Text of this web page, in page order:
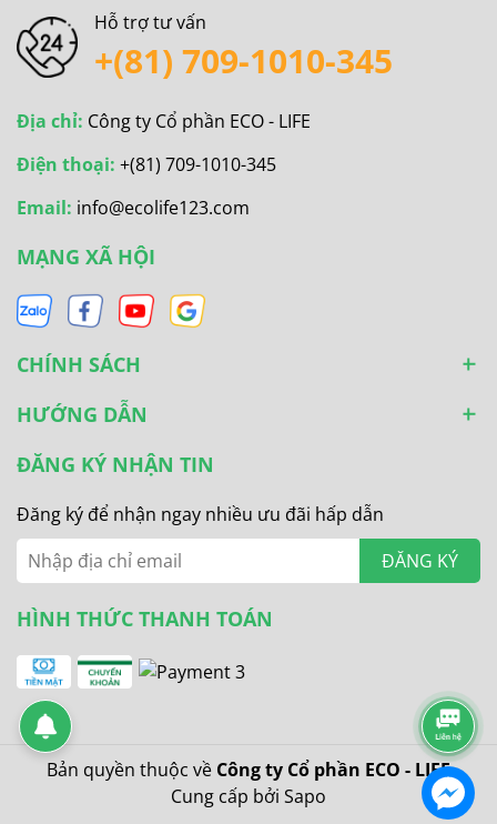
Hỗ trợ tư vấn
+(81) 709-1010-345
Địa chỉ: Công ty Cổ phần ECO - LIFE
Điện thoại: +(81) 709-1010-345
Email: info@ecolife123.com
MẠNG XÃ HỘI
CHÍNH SÁCH
HƯỚNG DẪN
ĐĂNG KÝ NHẬN TIN
Đăng ký để nhận ngay nhiều ưu đãi hấp dẫn
ĐĂNG KÝ
HÌNH THỨC THANH TOÁN
Bản quyền thuộc về Công ty Cổ phần ECO - LIFE
Cung cấp bởi Sapo